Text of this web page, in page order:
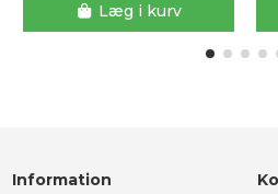
Læg i kurv
Information